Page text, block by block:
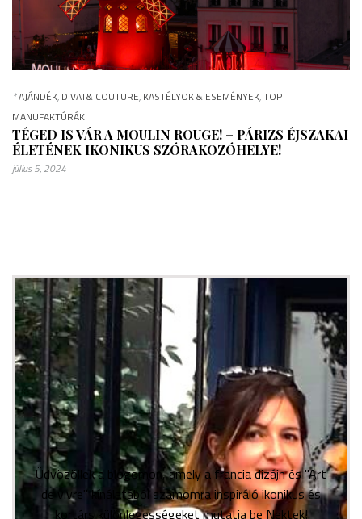
*AJÁNDÉK, DIVAT& COUTURE, KASTÉLYOK & ESEMÉNYEK,TOP
MANUFAKTÚRÁK
TÉGED IS VÁR A MOULIN ROUGE! – PÁRIZS ÉJSZAKAI
ÉLETÉNEK IKONIKUS SZÓRAKOZÓHELYE!
július 5, 2024
Üdvözöllek a blogomon, amely a francia dizájn és "Art
de vivre" kínálatából számomra inspiráló ikonikus és
kortárs különlegességeket mutatja be Nektek!